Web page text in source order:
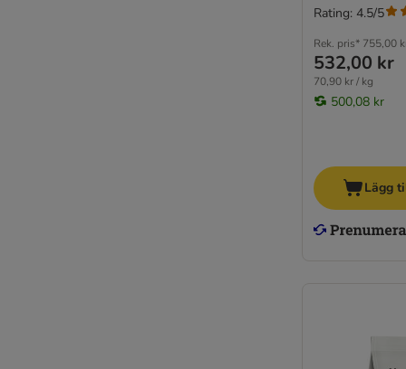
Rek. pris* 755,00
532,00 kr
70,90 kr / kg
500,08 kr
Rating: 4.5/5
Lägg